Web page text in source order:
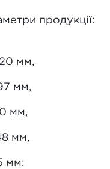
продукції:
мм,
мм,
мм,
мм,
мм;